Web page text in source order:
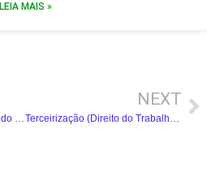
LEIA MAIS »
Sucessão Trabalhista (Direito do Trabalho)
NEXT
Terceirização (Direito do Trabalho): Resumo Completo